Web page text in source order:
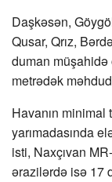
Daşkəsən,
Qusar, Qrız,
duman
metrədək
Havanın minimal
yarımadasında
isti, Naxçıvan
ərazilərdə isə 17